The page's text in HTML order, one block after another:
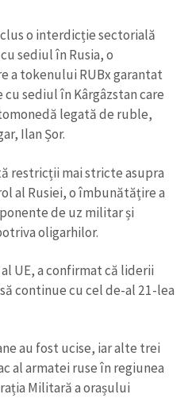
Despre ZdG
на русском
o interdicție sectorială
sediul în Rusia, o
a tokenului RUBx garantat
sediul în Kârgâzstan care
legată de ruble,
Ilan Șor.
restricții mai stricte asupra
al Rusiei, o îmbunătățire a
de uz militar și
oligarhilor.
UE, a confirmat că liderii
continue cu cel de-al 21-lea
au fost ucise, iar alte trei
al armatei ruse în regiunea
Militară a orașului